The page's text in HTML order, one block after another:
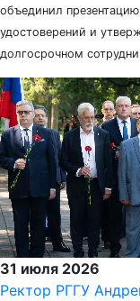
объединил
удостоверений и
долгосрочном
31 июля 2026
Ректор РГГУ